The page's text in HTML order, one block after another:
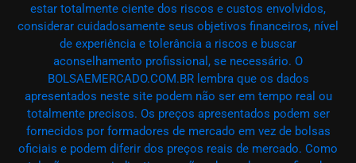
estar totalmente ciente dos riscos e custos envolvidos,
considerar cuidadosamente seus objetivos financeiros, nível
de experiência e tolerância a riscos e buscar
aconselhamento profissional, se necessário. O
BOLSAEMERCADO.COM.BR lembra que os dados
apresentados neste site podem não ser em tempo real ou
totalmente precisos. Os preços apresentados podem ser
fornecidos por formadores de mercado em vez de bolsas
oficiais e podem diferir dos preços reais de mercado. Como